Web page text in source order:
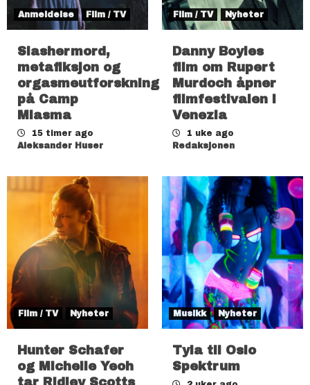
Anmeldelse Film / TV
Slashermord,
metafiksjon og
orgasmeutforskning
på Camp
Miasma
15 timer ago
Aleksander Huser
Film / TV Nyheter
Danny Boyles
film om Rupert
Murdoch åpner
filmfestivalen i
Venezia
1 uke ago
Redaksjonen
Film / TV Nyheter
Hunter Schafer
og Michelle Yeoh
tar Ridley Scotts
Musikk Nyheter
Tyla til Oslo
Spektrum